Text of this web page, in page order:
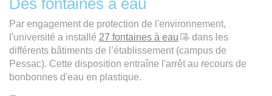
Par engagement de protection de l'environnement,
l'université a installé 27 fontaines à eau
dans les
différents bâtiments de l’établissement (campus de
Pessac). Cette disposition entraîne l'arrêt au recours de
bonbonnes d'eau en plastique.